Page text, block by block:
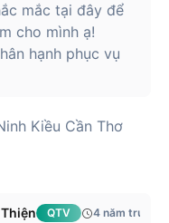
mắc tại đây để
cho mình ạ!
hạnh phục vụ
Kiều Cần Thơ
QTV 4 năm trước